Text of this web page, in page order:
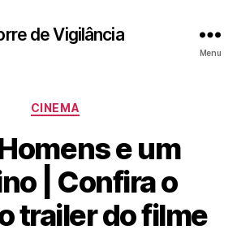
de Vigilância
Menu
Categorias
CINEMA
e um
| Confira o
trailer do filme